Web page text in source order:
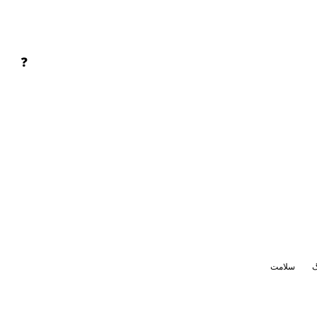
❓
سلامت